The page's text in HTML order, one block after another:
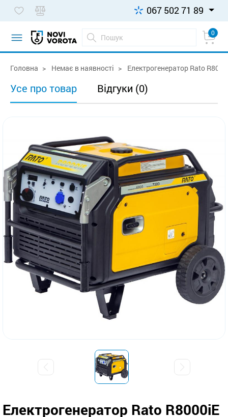
067 502 71 89
0
Головна Немає в наявності Електрогенератор Rato
Усе про товар Відгуки (0)
Електрогенератор Rato R8000iE